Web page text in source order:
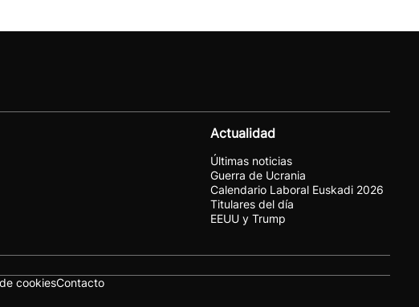
Actualidad
Últimas noticias
Guerra de Ucrania
Calendario Laboral Euskadi 2026
Titulares del día
EEUU y Trump
cookiesContacto